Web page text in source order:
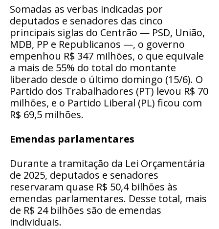
Somadas as verbas indicadas por
deputados e senadores das cinco
principais siglas do Centrão — PSD, União,
MDB, PP e Republicanos —, o governo
empenhou R$ 347 milhões, o que equivale
a mais de 55% do total do montante
liberado desde o último domingo (15/6). O
Partido dos Trabalhadores (PT) levou R$ 70
milhões, e o Partido Liberal (PL) ficou com
R$ 69,5 milhões.
Emendas parlamentares
Durante a tramitação da Lei Orçamentária
de 2025, deputados e senadores
reservaram quase R$ 50,4 bilhões às
emendas parlamentares. Desse total, mais
de R$ 24 bilhões são de emendas
individuais.